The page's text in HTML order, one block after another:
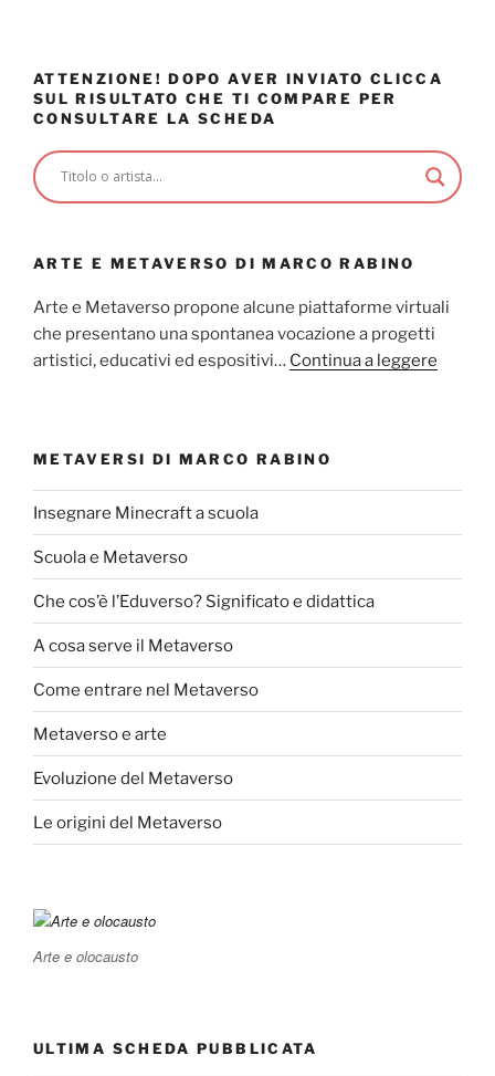
ATTENZIONE! DOPO AVER INVIATO CLICCA
SUL RISULTATO CHE TI COMPARE PER
CONSULTARE LA SCHEDA
ARTE E METAVERSO DI MARCO RABINO
Arte e Metaverso propone alcune piattaforme virtuali
che presentano una spontanea vocazione a progetti
artistici, educativi ed espositivi… Continua a leggere
METAVERSI DI MARCO RABINO
Insegnare Minecraft a scuola
Scuola e Metaverso
Che cos’è l’Eduverso? Significato e didattica
A cosa serve il Metaverso
Come entrare nel Metaverso
Metaverso e arte
Evoluzione del Metaverso
Le origini del Metaverso
Arte e olocausto
ULTIMA SCHEDA PUBBLICATA